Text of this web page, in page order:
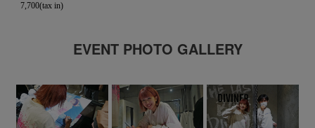
7,700(tax in)
EVENT PHOTO GALLERY